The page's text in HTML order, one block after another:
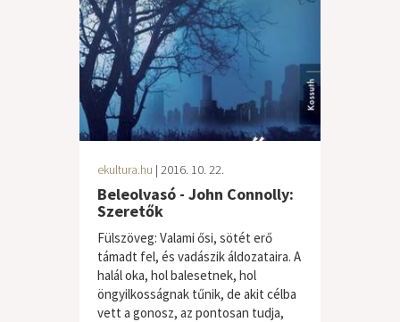
ekultura.hu | 2016. 10. 22.
Beleolvasó - John Connolly:
Szeretők
Fülszöveg: Valami ősi, sötét erő
támadt fel, és vadászik áldozataira. A
halál oka, hol balesetnek, hol
öngyilkosságnak tűnik, de akit célba
vett a gonosz, az pontosan tudja,